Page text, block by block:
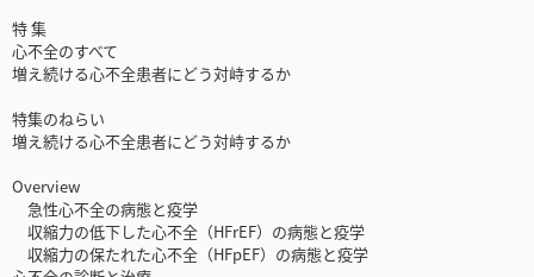
特 集
心不全のすべて
増え続ける心不全患者にどう対峙するか
特集のねらい
増え続ける心不全患者にどう対峙するか
Overview
急性心不全の病態と疫学
収縮力の低下した心不全（HFrEF）の病態と疫学
収縮力の保たれた心不全（HFpEF）の病態と疫学